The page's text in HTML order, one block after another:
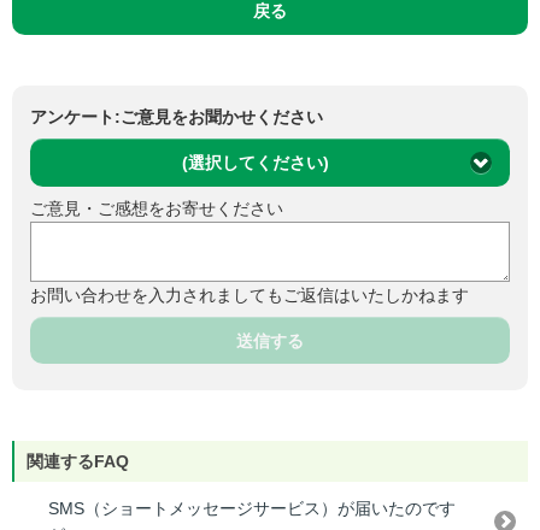
戻る
アンケート:ご意見をお聞かせください
(選択してください)
ご意見・ご感想をお寄せください
お問い合わせを入力されましてもご返信はいたしかねます
送信する
関連するFAQ
SMS（ショートメッセージサービス）が届いたのです